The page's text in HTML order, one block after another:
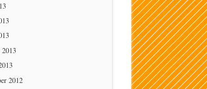
2013
2012